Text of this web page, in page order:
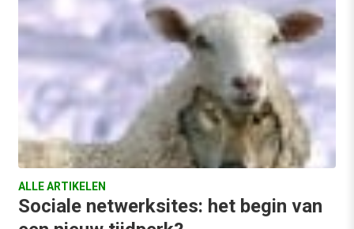
ALLE ARTIKELEN
Sociale netwerksites: het begin van